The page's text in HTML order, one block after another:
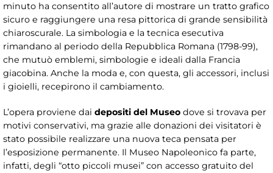
minuto ha consentito all’autore di mostrare un tratto grafico
sicuro e raggiungere una resa pittorica di grande sensibilità
chiaroscurale. La simbologia e la tecnica esecutiva
rimandano al periodo della Repubblica Romana (1798-99),
che mutuò emblemi, simbologie e ideali dalla Francia
giacobina. Anche la moda e, con questa, gli accessori, inclusi
i gioielli, recepirono il cambiamento.
L’opera proviene dai depositi del Museo dove si trovava per
motivi conservativi, ma grazie alle donazioni dei visitatori è
stato possibile realizzare una nuova teca pensata per
l’esposizione permanente. Il Museo Napoleonico fa parte,
infatti, degli “otto piccoli musei” con accesso gratuito del